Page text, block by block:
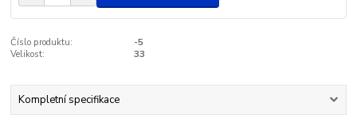
Číslo produktu:
-5
Velikost:
33
Kompletní specifikace